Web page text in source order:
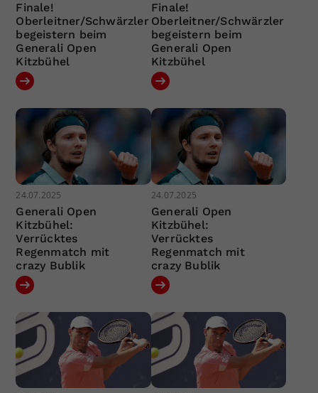
Finale!
Oberleitner/Schwärzler
begeistern beim
Generali Open
Kitzbühel
Finale!
Oberleitner/Schwärzler
begeistern beim
Generali Open
Kitzbühel
24.07.2025
Generali Open
Kitzbühel:
Verrücktes
Regenmatch mit
crazy Bublik
24.07.2025
Generali Open
Kitzbühel:
Verrücktes
Regenmatch mit
crazy Bublik